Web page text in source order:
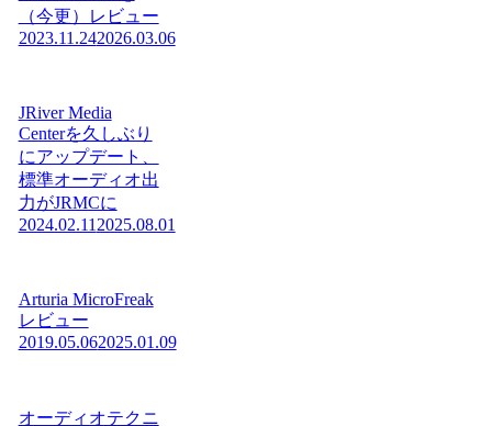
（今更）レビュー
2023.11.242026.03.06
JRiver Media
Centerを久しぶり
にアップデート、
標準オーディオ出
力がJRMCに
2024.02.11 2025.08.01
Arturia MicroFreak
レビュー
2019.05.062025.01.09
オーディオテクニ